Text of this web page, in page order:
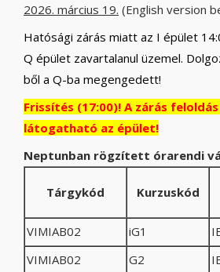
2026. március 19. (English version
Hatósági zárás miatt az I épület
Q épület zavartalanul üzemel.
ből a Q-ba megengedett!
Frissítés (17:00)! A zárás
látogatható az épület!
Neptunban rögzített órarendi
Tárgykód Kurzuskód
VIMIAB02 iG1
VIMIAB02
G2